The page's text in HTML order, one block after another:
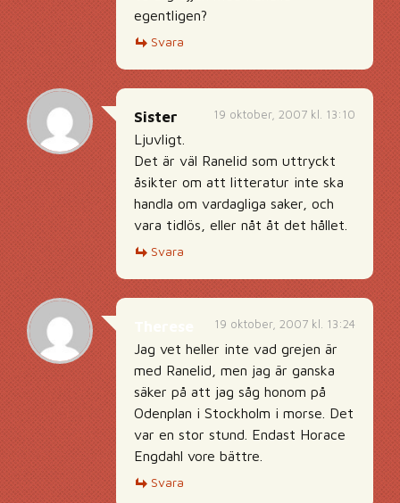
egentligen?
Svara
19 oktober, 2007 kl. 13:10
Sister
Ljuvligt.
Det är väl Ranelid som uttryckt
åsikter om att litteratur inte ska
handla om vardagliga saker, och
vara tidlös, eller nåt åt det hållet.
Svara
19 oktober, 2007 kl. 13:24
Jag vet heller inte vad grejen är
med Ranelid, men jag är ganska
säker på att jag såg honom på
Odenplan i Stockholm i morse. Det
var en stor stund. Endast Horace
Engdahl vore bättre.
Svara